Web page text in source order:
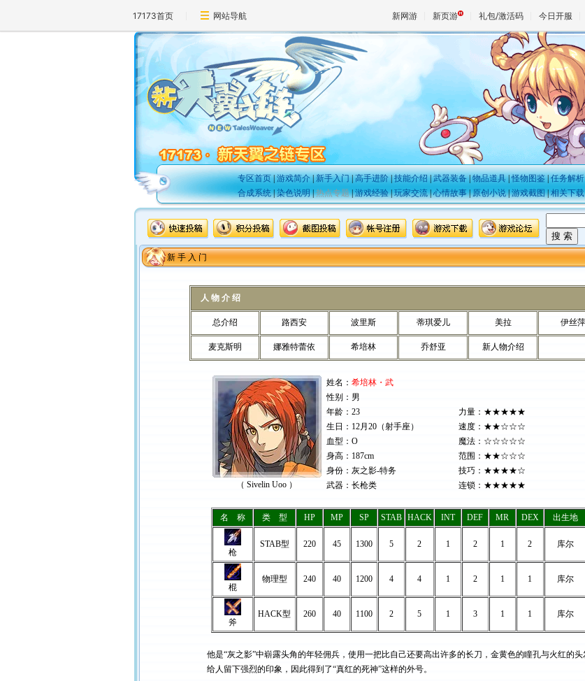
17173首页 网站导航 新网游 新页游 礼包/激活码 今日开服
专区首页|游戏简介|新手入门|高手进阶|技能介绍|武器装备|物品道具|怪物图鉴|任务解析
合成系统|染色说明|热点专题|游戏经验|玩家交流|心情故事|原创小说|游戏截图|相关下载
新 手 入 门
人 物 介 绍
总介绍 路西安 波里斯 蒂琪爱儿 美拉 伊丝萍
麦克斯明 娜雅特蕾依 希培林 乔舒亚 新人物介绍
（ Sivelin Uoo ）
姓名： 希培林・武
性别：男
年龄：23
生日：12月20（射手座）
血型：O
身高：187cm
身份：灰之影-特务
武器：长枪类
力量：★★★★★
速度：★★☆☆☆
魔法：☆☆☆☆☆
范围：★★☆☆☆
技巧：★★★★☆
连锁：★★★★★
名 称 类 型 HP MP SP STAB HACK INT DEF MR DEX 出生地
枪
STAB型 220 45 1300 5 2 1 2 1 2 库尔
棍
物理型 240 40 1200 4 4 1 2 1 1 库尔
斧
HACK型 260 40 1100 2 5 1 3 1 1 库尔
他是“灰之影”中崭露头角的年轻佣兵，使用一把比自己还要高出许多的长刀，金黄色的瞳孔与火红的头
给人留下强烈的印象，因此得到了“真红的死神”这样的外号。